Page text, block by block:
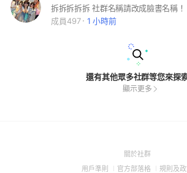
成員497
1 小時前
還有其他眾多社群等您來探
顯示更多
關於社群(Open
用戶準則 (Open
官方部落格 (Open
規則及